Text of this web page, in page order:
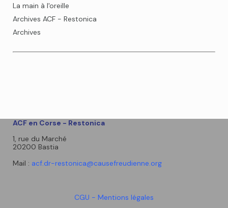
La main à l'oreille
Archives ACF - Restonica
Archives
ACF en Corse - Restonica
1, rue du Marché
20200 Bastia
Mail : acf.dr-restonica@causefreudienne.org
CGU - Mentions légales